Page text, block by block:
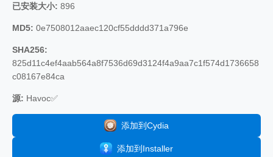
已安装大小: 896
MD5: 0e7508012aaec120cf55dddd371a796e
SHA256:
825d11c4ef4aab564a8f7536d69d3124f4a9aa7c1f574d1736658
c08167e84ca
源: Havoc✅
添加到Cydia
添加到Installer